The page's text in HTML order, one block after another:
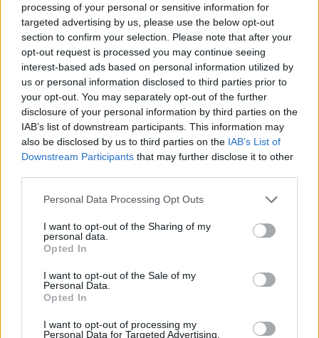
processing of your personal or sensitive information for
targeted advertising by us, please use the below opt-out
section to confirm your selection. Please note that after your
opt-out request is processed you may continue seeing
interest-based ads based on personal information utilized by
us or personal information disclosed to third parties prior to
your opt-out. You may separately opt-out of the further
disclosure of your personal information by third parties on the
IAB’s list of downstream participants. This information may
also be disclosed by us to third parties on the IAB’s List of
Downstream Participants that may further disclose it to other
Personal Data Processing Opt Outs
I want to opt-out of the Sharing of my
personal data.
Opted In
I want to opt-out of the Sale of my
Personal Data.
Opted In
I want to opt-out of processing my
Personal Data for Targeted Advertising.
24 ÓRA LEGOLVASOTTABB
23:30
Corbu bombagólja döntött, előnyből várja a
visszavágót a Ferencváros
21:08
Drámai meccsen, a hosszabbításban búcsúzott a
kupától a Kézdivásárhelyi SE
20:34
Könnyed győzelemmel jutott tovább a Gyergyói VSK
a Román Kupában
Minden csapat visszaíratkozott, alig változik az
Udvarhely körzeti focibajnokság összetétele
Kezdési időpontot kapott a székely derbi
Intenzív felkészülés után magabiztosan várják a